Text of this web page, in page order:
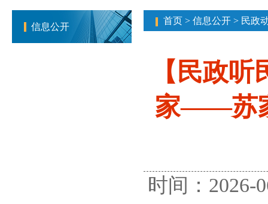
信息公开
首页 > 信息公开 > 民政
【民政
家——苏
时间：2026-